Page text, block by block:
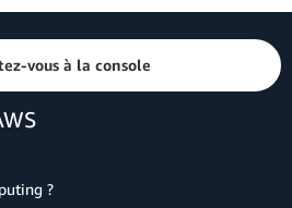
vous à la console
?